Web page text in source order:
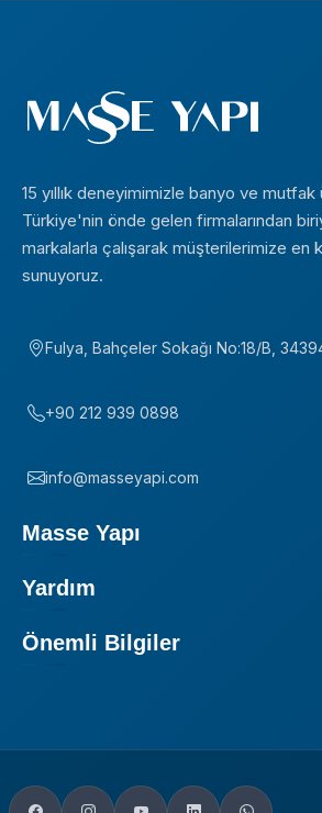
15 yıllık deneyimimizle banyo ve mutfak
Türkiye'nin önde gelen firmalarından
markalarla çalışarak müşterilerimize en
sunuyoruz.
Fulya, Bahçeler Sokağı No:18/B,
+90 212 939 0898
info@masseyapi.com
Masse Yapı
Yardım
Önemli Bilgiler